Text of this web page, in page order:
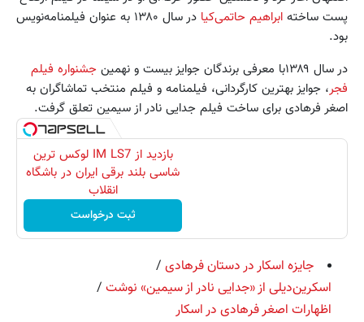
پست ساخته ابراهیم حاتمی‌کیا
در سال ۱۳۸۰ به عنوان فیلمنامه‌نویس
بود.
در سال ۱۳۸۹با معرفی برندگان جوایز بیست و نهمین
جشنواره فیلم
فجر، جوایز بهترین کارگردانی، فیلمنامه و فیلم منتخب تماشاگران به
اصغر فرهادی برای ساخت فیلم جدایی نادر از سیمین تعلق گرفت.
بازدید از IM LS7 لوکس ترین
شاسی بلند برقی ایران در باشگاه
انقلاب
ثبت درخواست
جایزه اسکار در دستان فرهادی /
اسکرین‌دیلی از «جدایی نادر از سیمین» نوشت /
اظهارات اصغر فرهادی در اسکار